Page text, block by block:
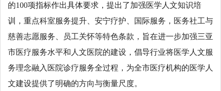
的100项指标作出具体要求，提出了加强医学人文知识培
训，重点科室服务提升、安宁疗护、国际服务，医务社工与
慈善志愿服务、员工关怀等特色条款，旨在进一步加强三亚
市医疗服务水平和人文医院的建设，倡导行业将医学人文服
务理念融入医院诊疗服务全过程，为全市医疗机构的医学人
文建设提供了明确的方向与衡量尺度。